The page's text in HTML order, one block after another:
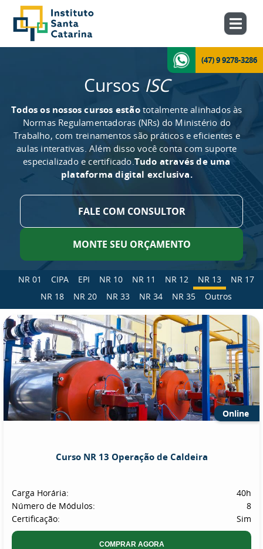
(47) 9 9278-3286
Cursos ISC
Todos os nossos cursos estãototalmente alinhados às
Normas Regulamentadoras (NRs) do Ministério do
Trabalho, com treinamentos são práticos e eficientes e
aulas interativas. Além disso você conta com suporte
especializado e certificado.Tudo através de uma
plataforma digital exclusiva.
FALE COM CONSULTOR
MONTE SEU ORÇAMENTO
NR 01 CIPA EPI NR 10 NR 11 NR 12 NR 13
NR 17
NR 18
NR 20 NR 33 NR 34 NR 35 Outros
Online
Curso NR 13 Operação de Caldeira
Carga Horária:
40h
Número de Módulos:
8
Certificação:
Sim
COMPRAR AGORA